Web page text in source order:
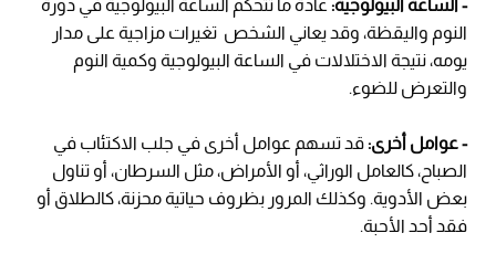
- الساعة البيولوجية: عادة ما تتحكم الساعة البيولوجية في دورة
النوم واليقظة، وقد يعاني الشخص تغيرات مزاجية على مدار
يومه، نتيجة الاختلالات في الساعة البيولوجية وكمية النوم
والتعرض للضوء.
- عوامل أخرى:قد تسهم عوامل أخرى في جلب الاكتئاب في
الصباح، كالعامل الوراثي، أو الأمراض، مثل السرطان، أو تناول
بعض الأدوية. وكذلك المرور بظروف حياتية محزنة، كالطلاق أو
فقد أحد الأحبة.